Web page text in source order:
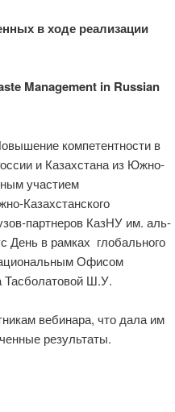
в ходе реализации
Management in Russian
компетентности в
и Казахстана из Южно-
участием
Казахстанского
партнеров КазНУ им. аль-
в рамках глобального
Офисом
Тасболатовой Ш.У.
вебинара, что дала им
результаты.